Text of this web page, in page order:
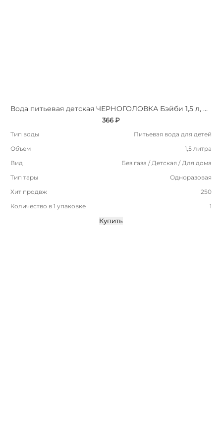
Вода питьевая детская ЧЕРНОГОЛОВКА Бэйби 1,5 л, без газа, ПЭТ
366 ₽
Тип воды
Питьевая вода для детей
Объем
1,5 литра
Вид
Без газа / Детская / Для дома
Тип тары
Одноразовая
Хит продвж
250
Количество в 1 упаковке
1
Купить